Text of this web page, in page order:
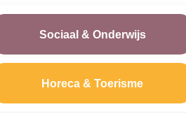
Sociaal & Onderwijs
Horeca & Toerisme